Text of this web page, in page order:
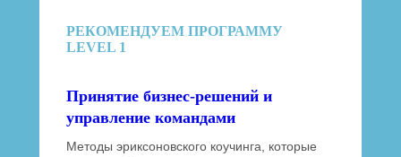
РЕКОМЕНДУЕМ ПРОГРАММУ
LEVEL 1
Принятие бизнес-решений и
управление командами
Методы эриксоновского коучинга, которые